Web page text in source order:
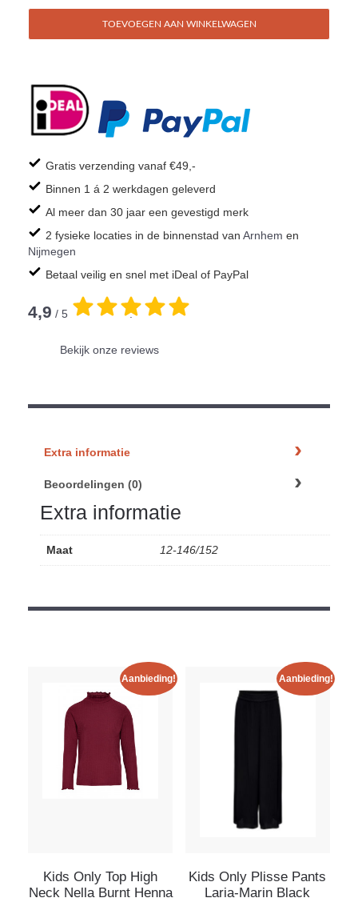
TOEVOEGEN AAN WINKELWAGEN
Gratis verzending vanaf €49,-
Binnen 1 á 2 werkdagen geleverd
Al meer dan 30 jaar een gevestigd merk
2 fysieke locaties in de binnenstad van Arnhem en
Nijmegen
Betaal veilig en snel met iDeal of PayPal
4,9 / 5 .
Bekijk onze reviews
Extra informatie
Beoordelingen (0)
Extra informatie
Maat 12-146/152
Aanbieding!
Kids Only Top High
Neck Nella Burnt Henna
Aanbieding!
Kids Only Plisse Pants
Laria-Marin Black